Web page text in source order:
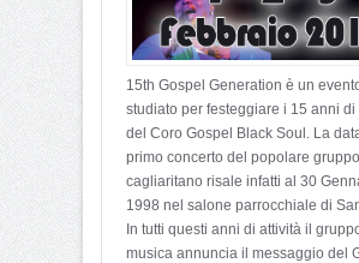
15th Gospel Generation è un
studiato per festeggiare i 15 anni di
del Coro Gospel Black Soul. La
primo concerto del popolare gruppo
cagliaritano risale infatti al 30
1998 nel salone parrocchiale di
In tutti questi anni di attività il
musica annuncia il messaggio del